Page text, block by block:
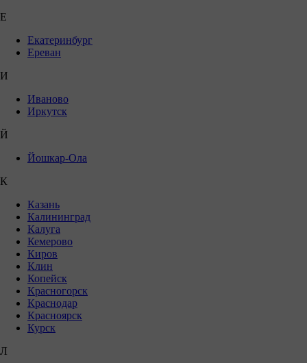
Е
Екатеринбург
Ереван
И
Иваново
Иркутск
Й
Йошкар-Ола
К
Казань
Калининград
Калуга
Кемерово
Киров
Клин
Копейск
Красногорск
Краснодар
Красноярск
Курск
Л